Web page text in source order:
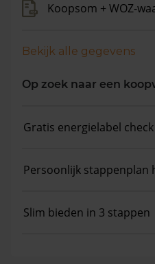
Koopsom + WOZ-
Bekijk alle gegevens
Op zoek naar een
Gratis energielabel check
Persoonlijk stappenplan
Slim bieden in 3 stappen